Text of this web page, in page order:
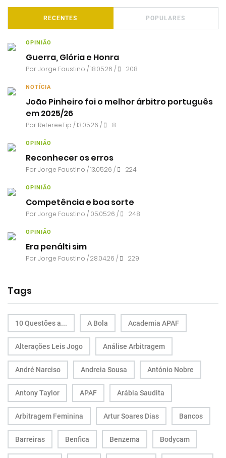
RECENTES POPULARES
OPINIÃO
Guerra, Glória e Honra
PorJorge Faustino / 18.05.26 / 208
NOTÍCIA
João Pinheiro foi o melhor árbitro português
em 2025/26
Por RefereeTip / 13.05.26 / 8
OPINIÃO
Reconhecer os erros
PorJorge Faustino / 13.05.26 / 224
OPINIÃO
Competência e boa sorte
PorJorge Faustino / 05.05.26 / 248
OPINIÃO
Era penálti sim
PorJorge Faustino / 28.04.26 / 229
Tags
10 Questões a... A Bola Academia APAF
Alterações Leis Jogo Análise Arbitragem
André Narciso Andreia Sousa António Nobre
Antony Taylor APAF Arábia Saudita
Arbitragem Feminina Artur Soares Dias Bancos
Barreiras Benfica Benzema Bodycam